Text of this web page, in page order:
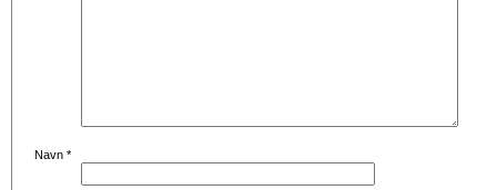
Navn *